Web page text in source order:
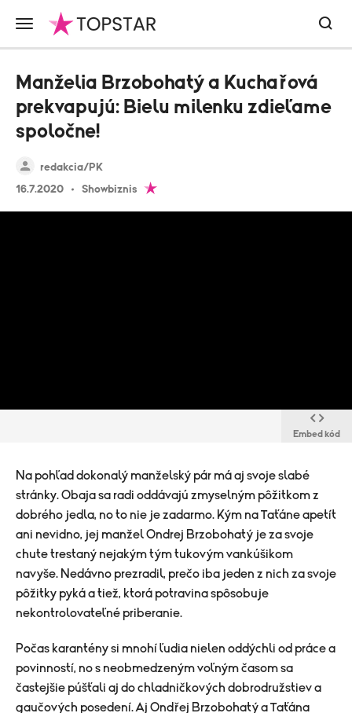
redakcia/PK
16.7.2020
Showbiznis
Manželia Brzobohatý a Kuchařová
prekvapujú: Bielu milenku zdieľame
spoločne!
Embed kód
Na pohľad dokonalý manželský pár má aj svoje slabé
stránky. Obaja sa radi oddávajú zmyselným pôžitkom z
dobrého jedla, no to nie je zadarmo. Kým na Taťáne apetít
ani nevidno, jej manžel Ondrej Brzobohatý je za svoje
chute trestaný nejakým tým tukovým vankúšikom
navyše. Nedávno prezradil, prečo iba jeden z nich za svoje
pôžitky pyká a tiež, ktorá potravina spôsobuje
nekontrolovateľné priberanie.
Počas karantény si mnohí ľudia nielen oddýchli od práce a
povinností, no s neobmedzeným voľným časom sa
častejšie púšťali aj do chladničkových dobrodružstiev a
gaučových posedení. Aj Ondřej Brzobohatý a Taťána